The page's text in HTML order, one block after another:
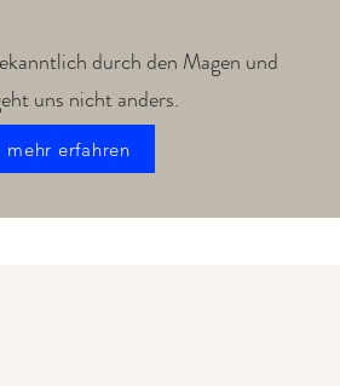
durch den Magen und
uns nicht anders.
mehr erfahren